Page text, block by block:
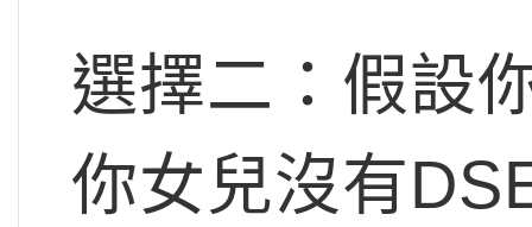
選擇二：假設
你女兒沒有